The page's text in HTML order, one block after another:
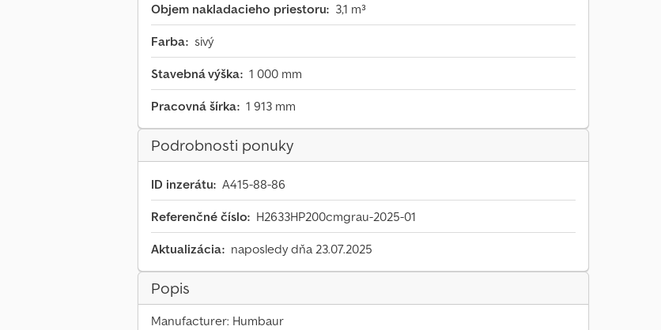
Objem nakladacieho priestoru: 3,1 m³
Farba: sivý
Stavebná výška: 1 000 mm
Pracovná šírka: 1 913 mm
Podrobnosti ponuky
ID inzerátu: A415-88-86
Referenčné číslo: H2633HP200cmgrau-2025-01
Aktualizácia: naposledy dňa 23.07.2025
Popis
Manufacturer: Humbaur